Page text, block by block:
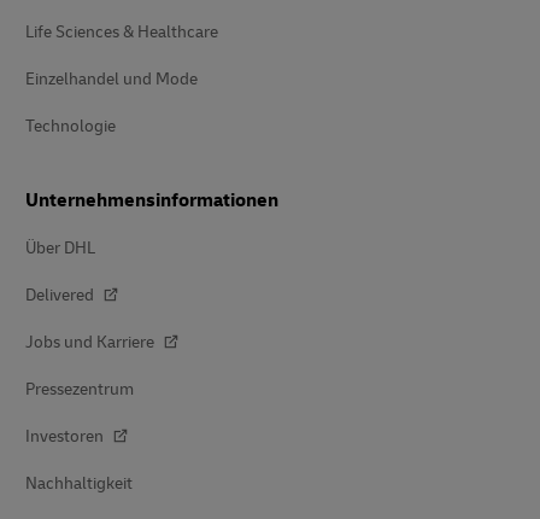
Life Sciences & Healthcare
Einzelhandel und Mode
Technologie
Unternehmensinformationen
Über DHL
Delivered
Jobs und Karriere
Pressezentrum
Investoren
Nachhaltigkeit